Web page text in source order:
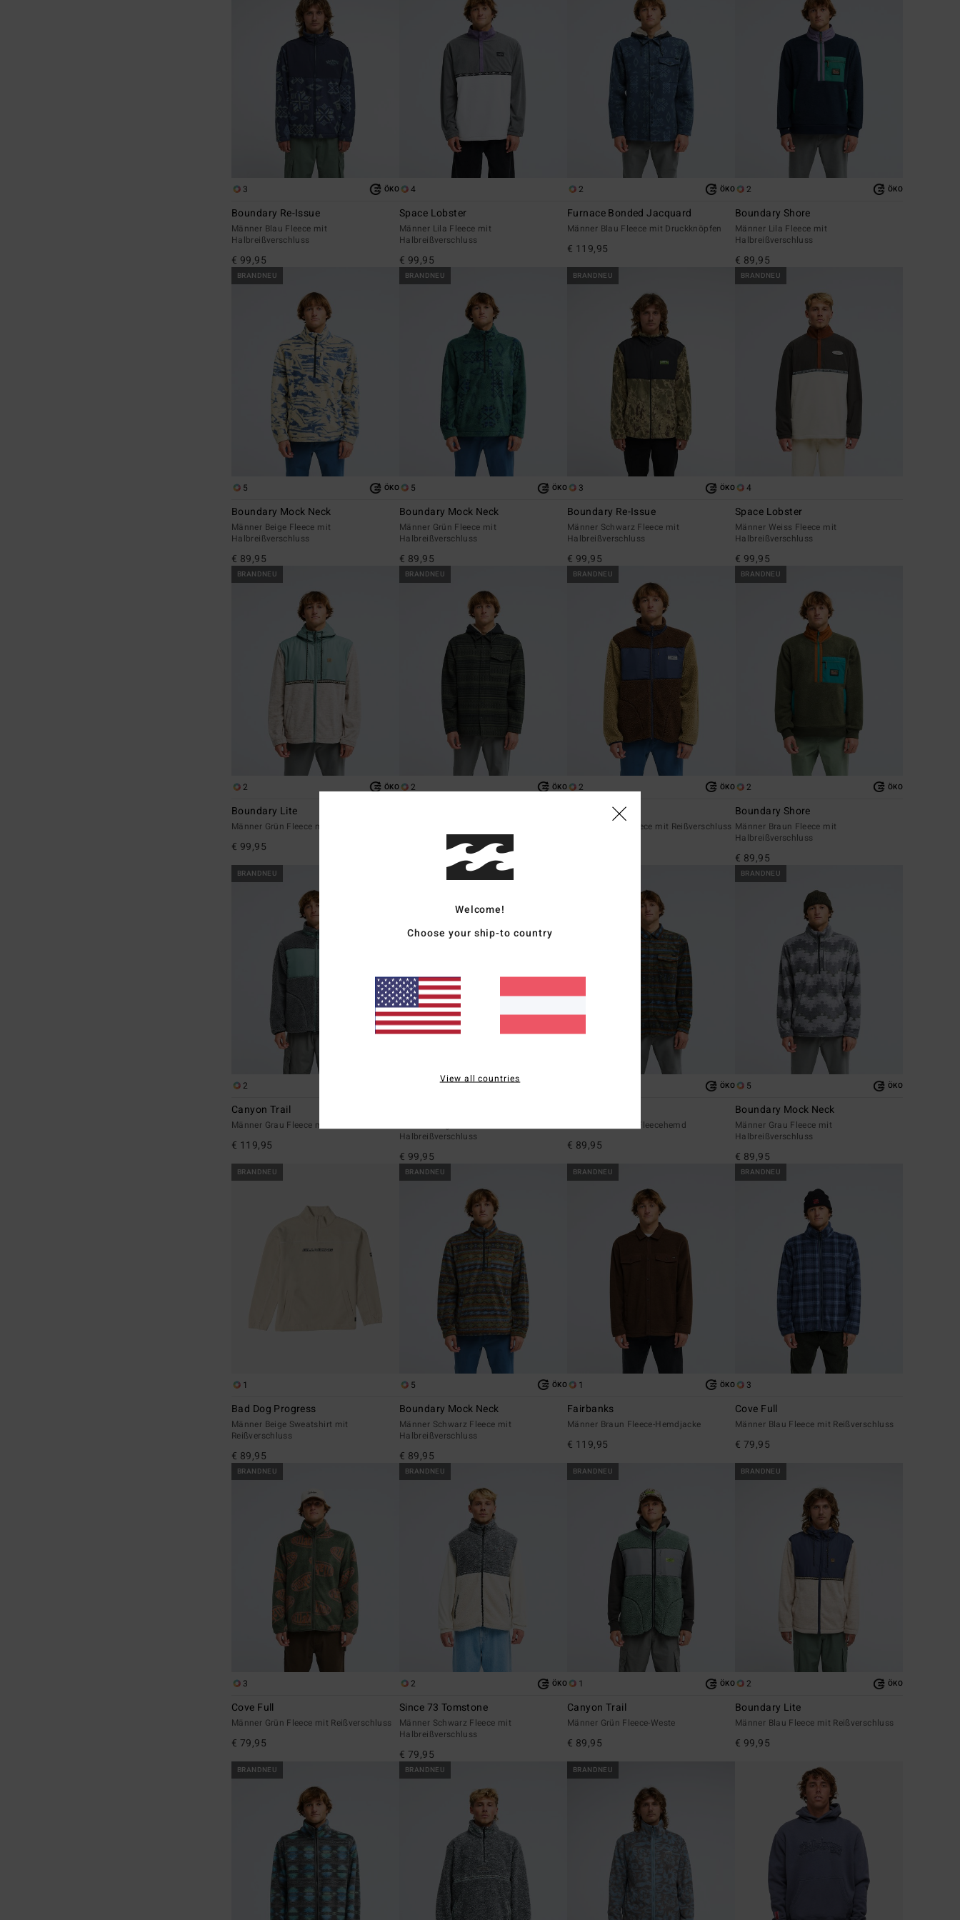
3 ÖKO
Boundary Re-Issue
Männer Blau Fleece mit
Halbreißverschluss
€ 99,95
4
Space Lobster
Männer Lila Fleece mit
Halbreißverschluss
€ 99,95
2 ÖKO
Furnace Bonded Jacquard
Männer Blau Fleece mit Druckknöpfen
€ 119,95
2 ÖKO
Boundary Shore
Männer Lila Fleece mit
Halbreißverschluss
€ 89,95
BRANDNEU
5 ÖKO
Boundary Mock Neck
Männer Beige Fleece mit
Halbreißverschluss
€ 89,95
BRANDNEU
5 ÖKO
Boundary Mock Neck
Männer Grün Fleece mit
Halbreißverschluss
€ 89,95
BRANDNEU
3 ÖKO
Boundary Re-Issue
Männer Schwarz Fleece mit
Halbreißverschluss
€ 99,95
BRANDNEU
4
Space Lobster
Männer Weiss Fleece mit
Halbreißverschluss
€ 99,95
BRANDNEU
2 ÖKO
Boundary Lite
Männer Grün Fleece mit Reißverschluss
€ 99,95
BRANDNEU
2 ÖKO
Druckknöpfen
BRANDNEU
2 ÖKO
Canyon Trail
Männer Braun Fleece mit Reißverschluss
BRANDNEU
2 ÖKO
Boundary Shore
Männer Braun Fleece mit
Halbreißverschluss
€ 89,95
BRANDNEU
2
Canyon Trail
Männer Grau Fleece mit Reißverschluss
€ 119,95
Halbreißverschluss
€ 99,95
ÖKO
Männer Schwarz Fleecehemd
€ 89,95
BRANDNEU
5 ÖKO
Boundary Mock Neck
Männer Grau Fleece mit
Halbreißverschluss
€ 89,95
BRANDNEU
1
Bad Dog Progress
Männer Beige Sweatshirt mit
Reißverschluss
€ 89,95
BRANDNEU
5 ÖKO
Boundary Mock Neck
Männer Schwarz Fleece mit
Halbreißverschluss
€ 89,95
BRANDNEU
1 ÖKO
Fairbanks
Männer Braun Fleece-Hemdjacke
€ 119,95
BRANDNEU
3
Cove Full
Männer Blau Fleece mit Reißverschluss
€ 79,95
BRANDNEU
3
Cove Full
Männer Grün Fleece mit Reißverschluss
€ 79,95
BRANDNEU
2 ÖKO
Since 73 Tomstone
Männer Schwarz Fleece mit
Halbreißverschluss
€ 79,95
BRANDNEU
1 ÖKO
Canyon Trail
Männer Grün Fleece-Weste
€ 89,95
BRANDNEU
2 ÖKO
Boundary Lite
Männer Blau Fleece mit Reißverschluss
€ 99,95
BRANDNEU BRANDNEU BRANDNEU
Welcome!
Choose your ship-to country
View all countries